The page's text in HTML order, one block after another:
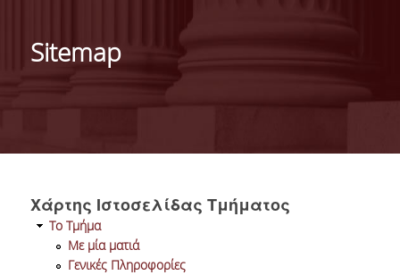
ΓΕΝΙΚΕΣ ΠΛΗΡΟΦΟΡΙΕΣ
ΔΙΟΙΚΗΣΗ ΤΟΥ ΤΜΗΜΑΤΟΣ
TESTIMONIALS ΑΠΟΦΟΙΤΩΝ
ΑΝΘΡΩΠΙΝΟ ΔΥΝΑΜΙΚΟ
Sitemap
Χάρτης Ιστοσελίδας Τμήματος
Το Τμήμα
Με μία ματιά
Γενικές Πληροφορίες